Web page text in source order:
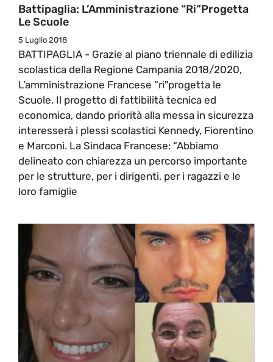
Battipaglia: L’Amministrazione “ri”progetta
Le Scuole
5 Luglio 2018
BATTIPAGLIA - Grazie al piano triennale di edilizia
scolastica della Regione Campania 2018/2020,
L’amministrazione Francese “ri"progetta le
Scuole. Il progetto di fattibilità tecnica ed
economica, dando priorità alla messa in sicurezza
interesserà i plessi scolastici Kennedy, Fiorentino
e Marconi. La Sindaca Francese: “Abbiamo
delineato con chiarezza un percorso importante
per le strutture, per i dirigenti, per i ragazzi e le
loro famiglie